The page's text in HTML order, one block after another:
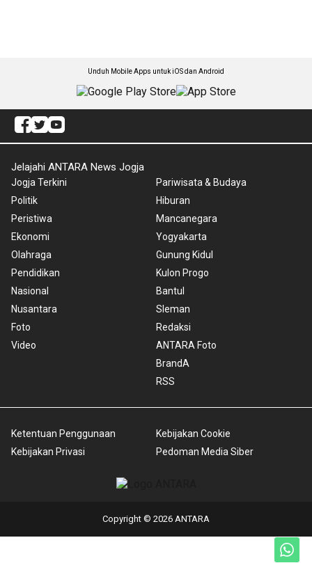
Unduh Mobile Apps untuk iOS dan Android
Jelajahi ANTARA News Jogja
Jogja Terkini
Politik
Peristiwa
Ekonomi
Olahraga
Pendidikan
Nasional
Nusantara
Foto
Video
Pariwisata & Budaya
Hiburan
Mancanegara
Yogyakarta
Gunung Kidul
Kulon Progo
Bantul
Sleman
Redaksi
ANTARA Foto
BrandA
RSS
Ketentuan Penggunaan
Kebijakan Privasi
Kebijakan Cookie
Pedoman Media Siber
Copyright © 2026 ANTARA